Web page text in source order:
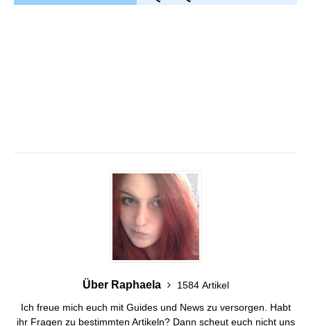
Über Raphaela
1584 Artikel
Ich freue mich euch mit Guides und News zu versorgen. Habt
ihr Fragen zu bestimmten Artikeln? Dann scheut euch nicht uns